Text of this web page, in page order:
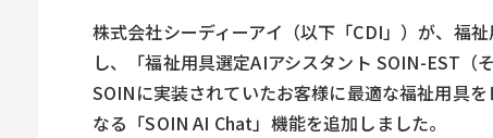
DX
ニュース
デジタルサイネージ
株式会社シーディーアイ（以下「CDI」）が、福
し、「福祉用具選定AIアシスタント SOIN-EST
SOINに実装されていたお客様に最適な福祉用具
なる「SOIN AI Chat」機能を追加しました。